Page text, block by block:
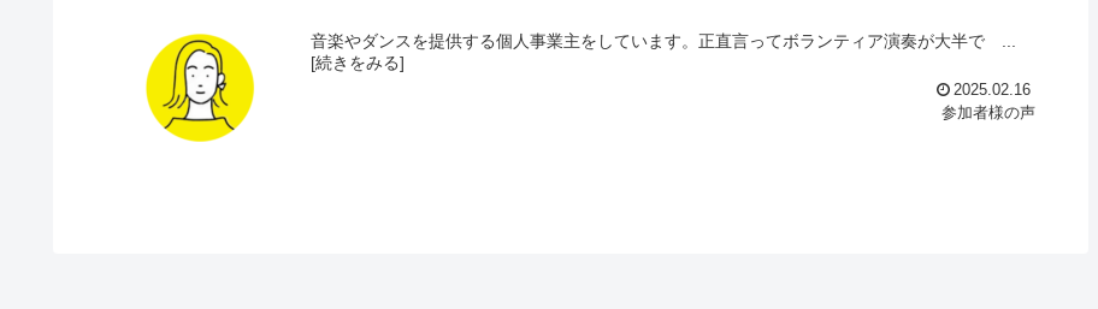
音楽やダンスを提供する個人事業主をしています。正直言ってボランティア演奏が大半で ...
[続きをみる]
2025.02.16
参加者様の声